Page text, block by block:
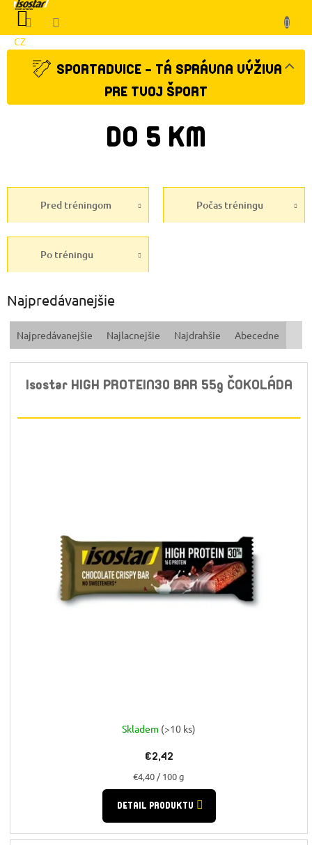
Prejsť
obsah
CZ
Klient
NÁKUPNÝ
KOŠÍK
SPORTADVICE - TÁ SPRÁVNA VÝŽIVA
PRE TVOJ ŠPORT
DO 5 KM
Pred tréningom Počas tréningu
Po tréningu
Najpredávanejšie
R
d
Najpredávanejšie Najlacnejšie Najdrahšie Abecedne
Isostar HIGH PROTEIN30 BAR 55g ČOKOLÁDA
Skladem (>10 ks)
€2,42
Jednotková
cena:
€4,40 / 100 g
DETAIL PRODUKTU